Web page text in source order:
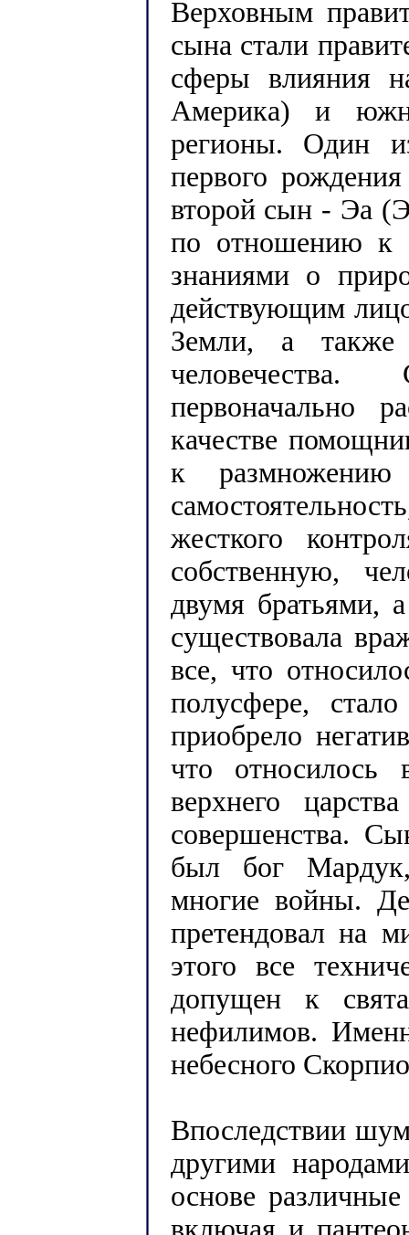
Верховным
сына стали
сферы влияния
Америка) и
регионы. Один
первого
второй сын - Эа
по отношению к
знаниями о
действующим
Земли, а также
первоначально
качестве
к
жесткого
собственную,
двумя братьями,
существовала
все, что
полусфере,
приобрело
что относилось
верхнего
совершенства.
был бог
многие войны.
претендовал на
этого все
допущен к
нефилимов.
небесного
Впоследствии
другими
основе